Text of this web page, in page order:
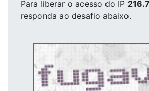
Para liberar o acesso do IP
responda ao desafio abaixo.